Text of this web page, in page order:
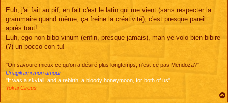
s
a
g
Euh, j'ai fait au pif, en fait c'est le latin qui me vient (sans respecter la
grammaire quand même, ça freine la créativité), c'est presque pareil
après tout!
Euh, ego non bibo vinum (enfin, presque jamais), mah ye volo bien bibire
(?) un pocco con tu!
"On savoure mieux ce qu'on a désiré plus longtemps, n'est-ce pas Mendoza?"
Unagikami mon amour
"It was a skyfall, and a rebirth, a bloody honeymoon, for both of us"
Yokai Circus